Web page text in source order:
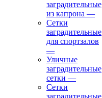
заградительные
из капрона —
Сетки
заградительные
для спортзалов
—
Уличные
заградительные
сетки —
Сетки
заградительные